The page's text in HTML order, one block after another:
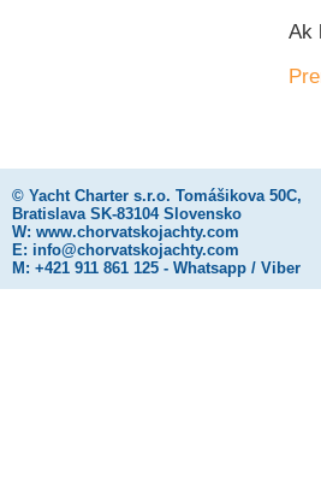
Ak
© Yacht Charter s.r.o. Tomášikova 50C,
Bratislava SK-83104 Slovensko
W: www.chorvatskojachty.com
E: info@chorvatskojachty.com
M: +421 911 861 125 - Whatsapp / Viber